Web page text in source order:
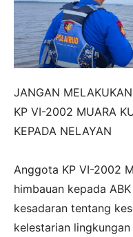
JANGAN
KP VI-2002 MUARA
KEPADA NELAYAN
‎Anggota KP VI-2002
himbauan kepada
kesadaran tentang
kelestarian